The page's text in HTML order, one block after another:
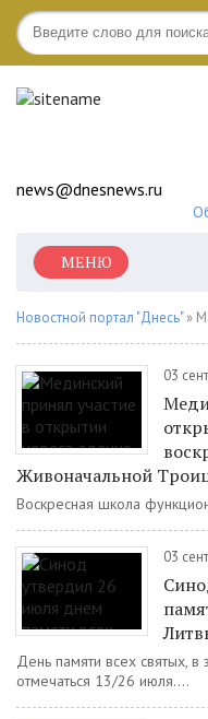
news@dnesnews.ru
МЕНЮ
Новостной портал "Днесь"»
03
Живоначальной
Воскресная школа
03
День памяти всех святых,
отмечаться 13/26 июля....